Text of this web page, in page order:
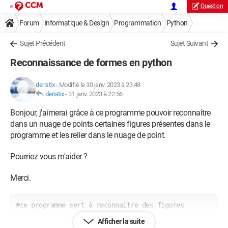
Question
Forum Informatique & Design Programmation Python
Sujet Précédent Sujet Suivant
Reconnaissance de formes en python
deristix- Modifié le 30 janv. 2023 à 23:48
deristix- 31 janv. 2023 à 22:56
Bonjour, j'aimerai grâce à ce programme pouvoir reconnaître
dans un nuage de points certaines figures présentes dans le
programme et les relier dans le nuage de point.
Pourriez vous m'aider ?
Merci.
#ce programme sert à reconnaitre des figures
géométriques particulières dans un nuage de points
Afficher la suite